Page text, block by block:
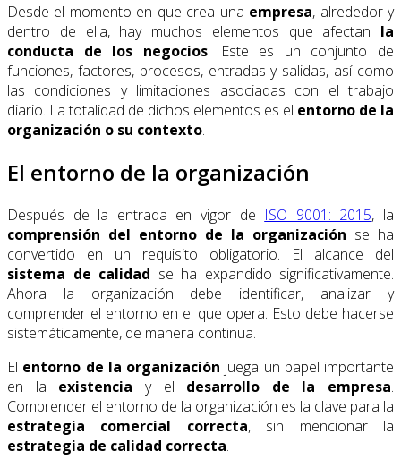
Desde el momento en que crea una empresa, alrededor y
dentro de ella, hay muchos elementos que afectan la
conducta de los negocios. Este es un conjunto de
funciones, factores, procesos, entradas y salidas, así como
las condiciones y limitaciones asociadas con el trabajo
diario. La totalidad de dichos elementos es el entorno de la
organización o su contexto.
El entorno de la organización
Después de la entrada en vigor de ISO 9001: 2015, la
comprensión del entorno de la organización se ha
convertido en un requisito obligatorio. El alcance del
sistema de calidad se ha expandido significativamente.
Ahora la organización debe identificar, analizar y
comprender el entorno en el que opera. Esto debe hacerse
sistemáticamente, de manera continua.
El entorno de la organización juega un papel importante
en la existencia y el desarrollo de la empresa.
Comprender el entorno de la organización es la clave para la
estrategia comercial correcta, sin mencionar la
estrategia de calidad correcta.